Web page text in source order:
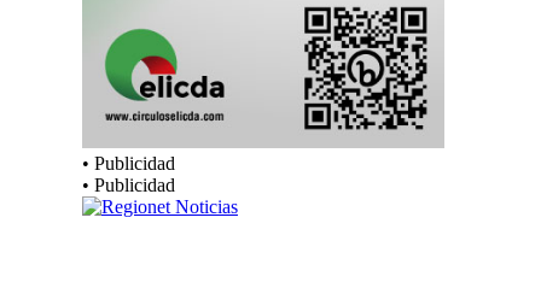
• Publicidad
• Publicidad